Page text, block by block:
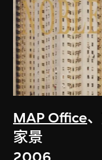
MAP Office、
家景